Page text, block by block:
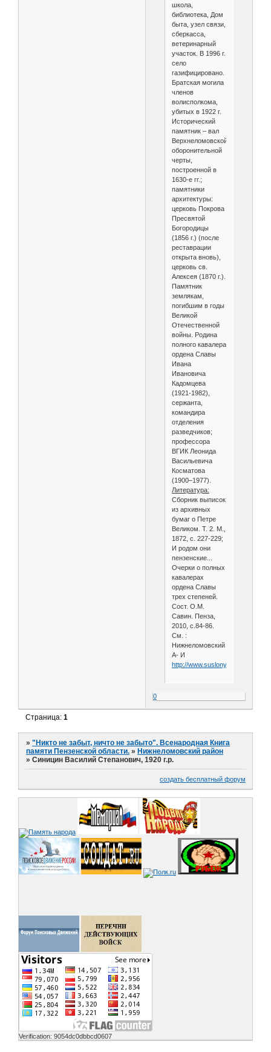
школа,
библиотека, Дом
быта, узел связи,
сберкасса,
ветеринарный
участок. В 1996 г.
село
газифицировано.
Братская могила
членов
волисполкома,
убитых в 1922 г.
Исторический
памятник – вал
Верхнеломовской
оборонительной
черты,
построенной в
1630-е гг.;
памятники
архитектуры:
церковь Покрова
Пресвятой
Богородицы
(1856 г.) (после
реставрации
открыта вновь),
церковь св.
Алексея (1870 г.).
Памятник
землякам,
погибшим в годы
Великой
Отечественной
войны. Родина
полного кавалера
ордена Славы
Ивана
Ивановича
Кадомцева
(1921-1982),
сержанта,
командира
отделения
разведчиков;
профессора
ВГИК Леонида
Васильевича
Косматова
(1900–1977).
Литература:
Сборник выписок
из архивных
бумаг о Петре
Великом. Т. 2. М.,
1872, с. 227-229;
И родом они
пензенские...
Очерки о полных
кавалерах
ордена Славы
трех степеней.
Сост. О.М.
Савин. Пенза,
2010, с.84-86.
См. :
Нижнеломовский
А- И
http://www.suslony.ru/
0
Страница:1
»"Никто не забыт, ничто не забыто". Всенародная Книга
памяти Пензенской области. » Нижнеломовский район
»Синицин Василий Степанович, 1920 г.р.
создать бесплатный форум
Verification: 9054dc0dbbcd0607